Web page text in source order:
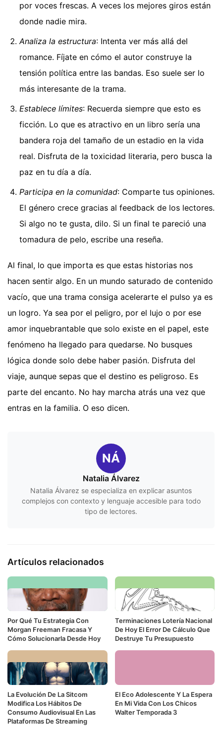
por voces frescas. A veces los mejores giros están
donde nadie mira.
Analiza la estructura: Intenta ver más allá del
romance. Fíjate en cómo el autor construye la
tensión política entre las bandas. Eso suele ser lo
más interesante de la trama.
Establece límites: Recuerda siempre que esto es
ficción. Lo que es atractivo en un libro sería una
bandera roja del tamaño de un estadio en la vida
real. Disfruta de la toxicidad literaria, pero busca la
paz en tu día a día.
Participa en la comunidad: Comparte tus opiniones.
El género crece gracias al feedback de los lectores.
Si algo no te gusta, dilo. Si un final te pareció una
tomadura de pelo, escribe una reseña.
Al final, lo que importa es que estas historias nos
hacen sentir algo. En un mundo saturado de contenido
vacío, que una trama consiga acelerarte el pulso ya es
un logro. Ya sea por el peligro, por el lujo o por ese
amor inquebrantable que solo existe en el papel, este
fenómeno ha llegado para quedarse. No busques
lógica donde solo debe haber pasión. Disfruta del
viaje, aunque sepas que el destino es peligroso. Es
parte del encanto. No hay marcha atrás una vez que
entras en la familia. O eso dicen.
NÁ
Natalia Álvarez
Natalia Álvarez se especializa en explicar asuntos
complejos con contexto y lenguaje accesible para todo
tipo de lectores.
Artículos relacionados
Por Qué Tu Estrategia Con
Morgan Freeman Fracasa Y
Cómo Solucionarla Desde Hoy
Terminaciones Lotería Nacional
De Hoy El Error De Cálculo Que
Destruye Tu Presupuesto
La Evolución De La Sitcom
Modifica Los Hábitos De
Consumo Audiovisual En Las
Plataformas De Streaming
El Eco Adolescente Y La Espera
En Mi Vida Con Los Chicos
Walter Temporada 3